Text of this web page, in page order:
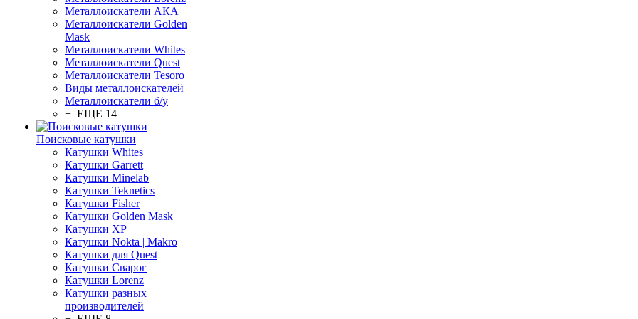
Металлоискатели АКА
Металлоискатели Golden
Mask
Металлоискатели Whites
Металлоискатели Quest
Металлоискатели Tesoro
Виды металлоискателей
Металлоискатели б/у
+ ЕЩЕ 14
Поисковые катушки
Катушки Whites
Катушки Garrett
Катушки Minelab
Катушки Teknetics
Катушки Fisher
Катушки Golden Mask
Катушки XP
Катушки Nokta | Makro
Катушки для Quest
Катушки Сварог
Катушки Lorenz
Катушки разных
производителей